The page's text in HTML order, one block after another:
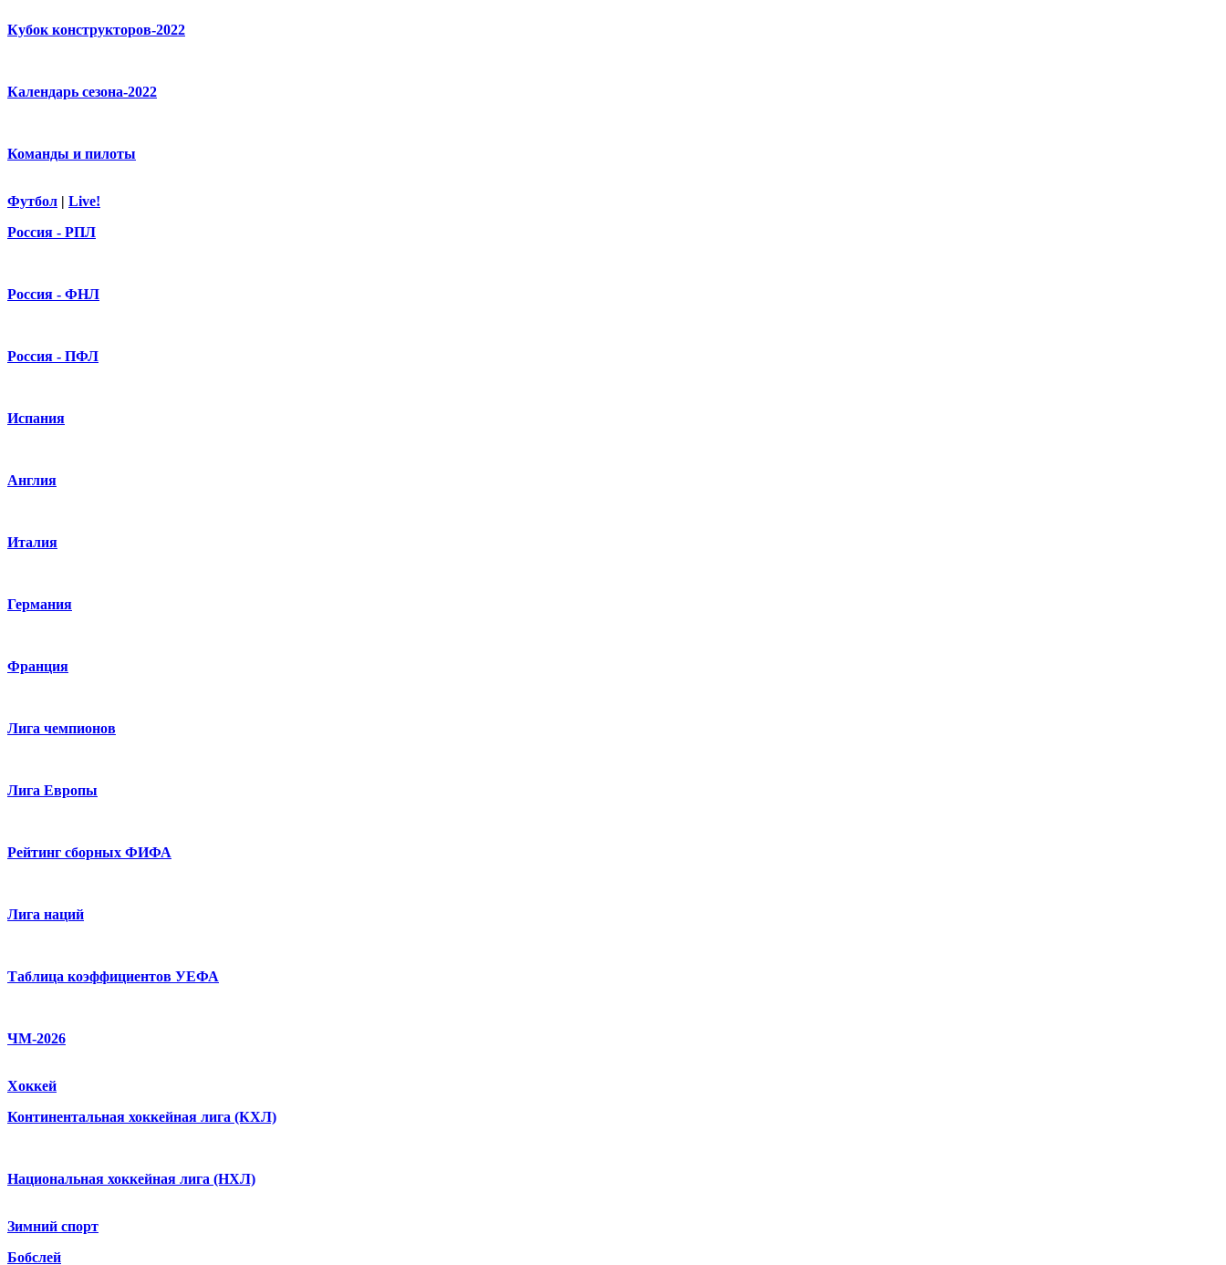
Кубок конструкторов-2022
Календарь сезона-2022
Команды и пилоты
Футбол | Live!
Россия - РПЛ
Россия - ФНЛ
Россия - ПФЛ
Испания
Англия
Италия
Германия
Франция
Лига чемпионов
Лига Европы
Рейтинг сборных ФИФА
Лига наций
Таблица коэффициентов УЕФА
ЧМ-2026
Хоккей
Континентальная хоккейная лига (КХЛ)
Национальная хоккейная лига (НХЛ)
Зимний спорт
Бобслей